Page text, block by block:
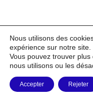
Nous utilisons des
expérience sur notre site.
Vous pouvez trouver
nous utilisons ou les
Accepter Rejeter